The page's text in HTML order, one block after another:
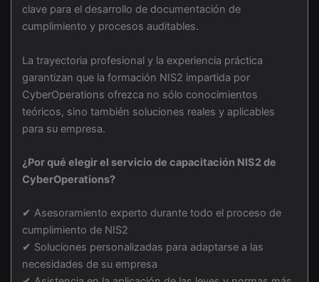
clave para el desarrollo de documentación de
cumplimiento y procesos auditables.
La trayectoria profesional y la experiencia práctica
garantizan que la formación NIS2 impartida por
CyberOperations ofrezca no sólo conocimientos
teóricos, sino también soluciones reales y aplicables
para su empresa.
¿Por qué elegir el servicio de capacitación NIS2 de
CyberOperations?
✔ Asesoramiento experto durante todo el proceso de
cumplimiento de NIS2
✔ Soluciones personalizadas para adaptarse a las
necesidades de su empresa